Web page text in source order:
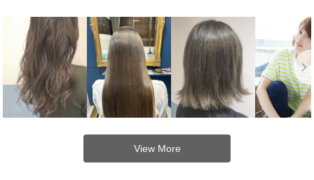
View More